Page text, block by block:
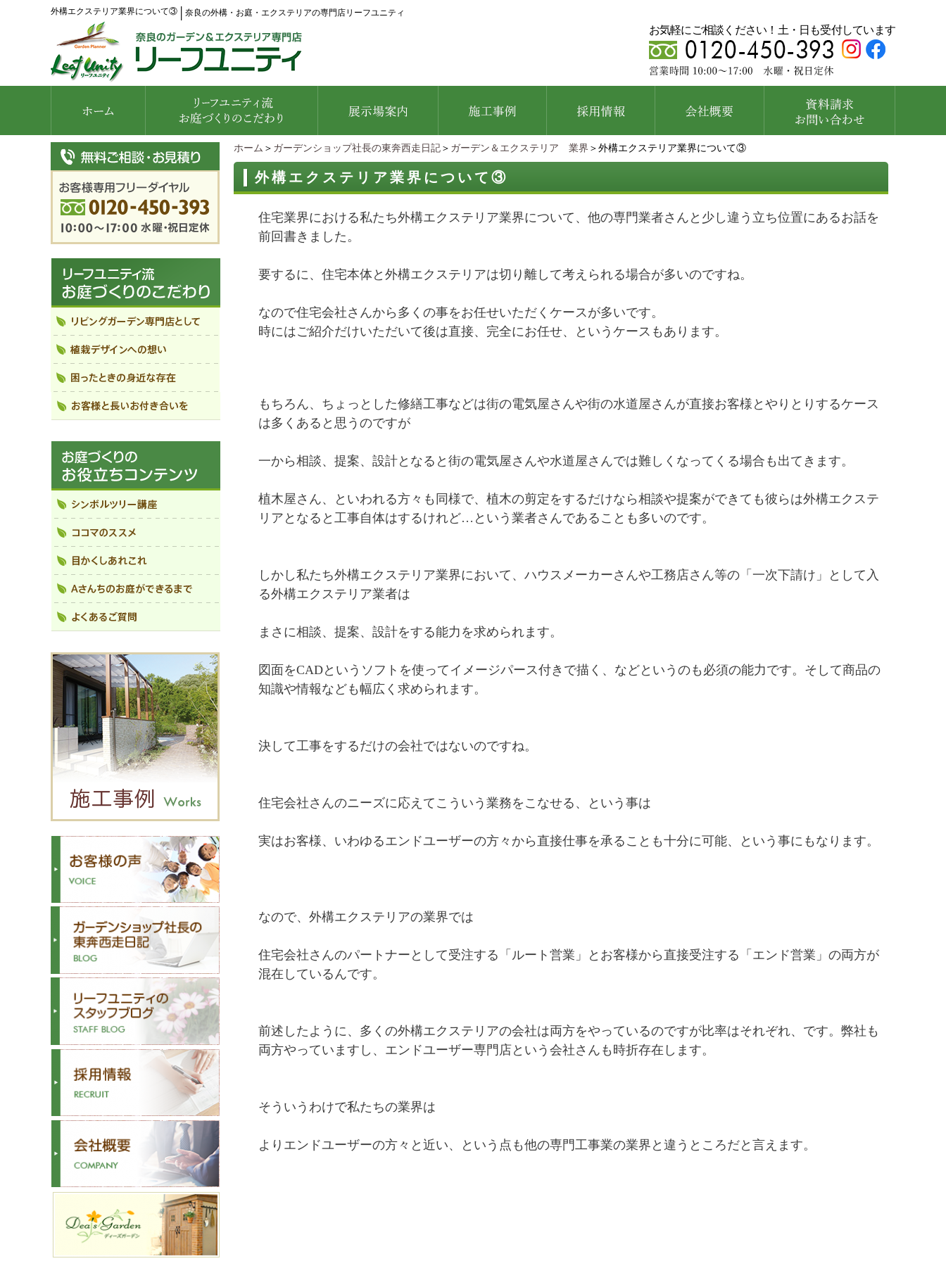
外構エクステリア業界について③ 奈良の外構・お庭・エクステリアの専門店リーフユニティ
お気軽にご相談ください！土・日も受付しています
ホーム ＞ ガーデンショップ社長の東奔西走日記 ＞ ガーデン＆エクステリア 業界 ＞外構エクステリア業界について③
外構エクステリア業界について③
住宅業界における私たち外構エクステリア業界について、他の専門業者さんと少し違う立ち位置にあるお話を
前回書きました。
要するに、住宅本体と外構エクステリアは切り離して考えられる場合が多いのですね。
なので住宅会社さんから多くの事をお任せいただくケースが多いです。
時にはご紹介だけいただいて後は直接、完全にお任せ、というケースもあります。
もちろん、ちょっとした修繕工事などは街の電気屋さんや街の水道屋さんが直接お客様とやりとりするケース
は多くあると思うのですが
一から相談、提案、設計となると街の電気屋さんや水道屋さんでは難しくなってくる場合も出てきます。
植木屋さん、といわれる方々も同様で、植木の剪定をするだけなら相談や提案ができても彼らは外構エクステ
リアとなると工事自体はするけれど…という業者さんであることも多いのです。
しかし私たち外構エクステリア業界において、ハウスメーカーさんや工務店さん等の「一次下請け」として入
る外構エクステリア業者は
まさに相談、提案、設計をする能力を求められます。
図面をCADというソフトを使ってイメージパース付きで描く、などというのも必須の能力です。そして商品の
知識や情報なども幅広く求められます。
決して工事をするだけの会社ではないのですね。
住宅会社さんのニーズに応えてこういう業務をこなせる、という事は
実はお客様、いわゆるエンドユーザーの方々から直接仕事を承ることも十分に可能、という事にもなります。
なので、外構エクステリアの業界では
住宅会社さんのパートナーとして受注する「ルート営業」とお客様から直接受注する「エンド営業」の両方が
混在しているんです。
前述したように、多くの外構エクステリアの会社は両方をやっているのですが比率はそれぞれ、です。弊社も
両方やっていますし、エンドユーザー専門店という会社さんも時折存在します。
そういうわけで私たちの業界は
よりエンドユーザーの方々と近い、という点も他の専門工事業の業界と違うところだと言えます。